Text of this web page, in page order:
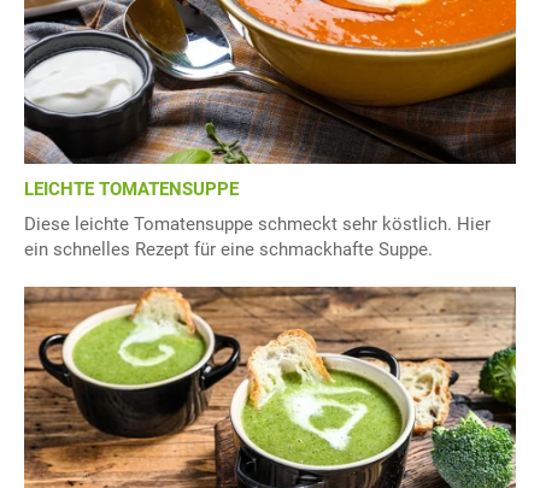
LEICHTE TOMATENSUPPE
Diese leichte Tomatensuppe schmeckt sehr köstlich. Hier
ein schnelles Rezept für eine schmackhafte Suppe.